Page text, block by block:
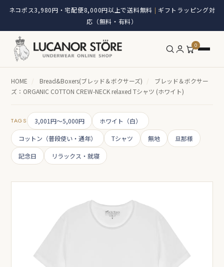
ネコポス3,980円・宅配便8,000円以上で送料無料 | ギフトラッピング対
応（無料・有料）
0
HOME / Bread&Boxers(ブレッド＆ボクサーズ) /
ブレッド＆ボクサー
ズ：ORGANIC COTTON CREW-NECK relaxed Tシャツ (ホワイト)
TAGS 3,001円～5,000円 ホワイト（白）
コットン（普段使い・通年） Tシャツ 無地 旦那様
記念日 リラックス・就寝